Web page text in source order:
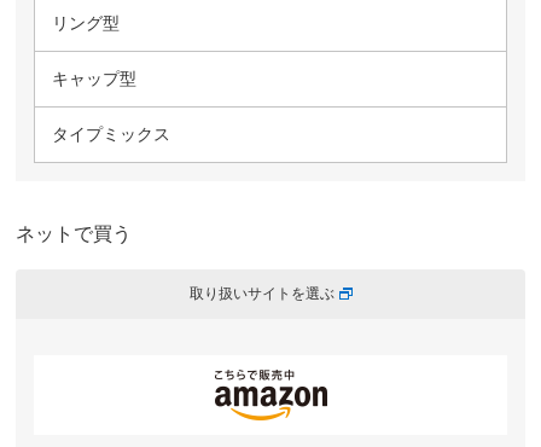
リング型
キャップ型
タイプミックス
ネットで買う
取り扱いサイトを選ぶ